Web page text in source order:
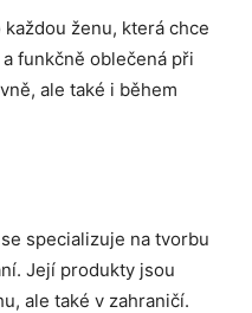
ženu, která chce
funkčně oblečená při
ale také i během
specializuje na tvorbu
Její produkty jsou
ale také v zahraničí.